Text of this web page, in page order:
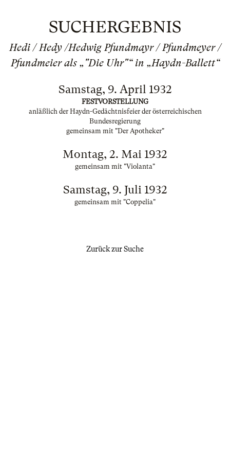
SUCHERGEBNIS
Hedi / Hedy /Hedwig Pfundmayr / Pfundmeyer /
Pfundmeier als „"Die Uhr"“ in „Haydn-Ballett“
Samstag, 9. April 1932
FESTVORSTELLUNG
anläßlich der Haydn-Gedächtnisfeier der österreichischen
Bundesregierung
gemeinsam mit "Der Apotheker"
Montag, 2. Mai 1932
gemeinsam mit "Violanta"
Samstag, 9. Juli 1932
gemeinsam mit "Coppelia"
Zurück zur Suche